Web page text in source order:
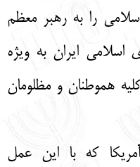
اسلامی را به رهبر معظم
اسلامی ایران به ویژه
هموطنان و مظلومان
که با این عمل